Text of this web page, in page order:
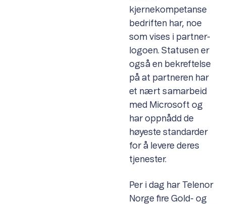
kjernekompetanse
bedriften har, noe
som vises i partner-
logoen. Statusen er
også en bekreftelse
på at partneren har
et nært samarbeid
med Microsoft og
har oppnådd de
høyeste standarder
for å levere deres
tjenester.
Per i dag har Telenor
Norge fire Gold- og